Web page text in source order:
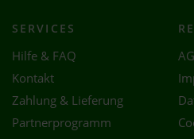
SERVICES
Hilfe & FAQ
Kontakt
Zahlung & Lieferung
Partnerprogramm